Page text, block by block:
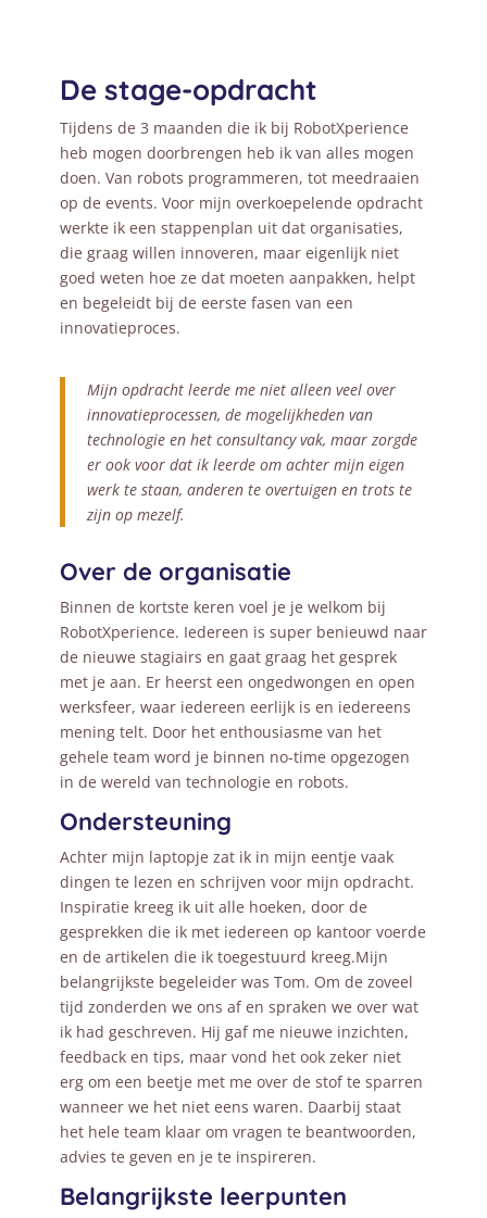
De stage-opdracht
Tijdens de 3 maanden die ik bij RobotXperience
heb mogen doorbrengen heb ik van alles mogen
doen. Van robots programmeren, tot meedraaien
op de events. Voor mijn overkoepelende opdracht
werkte ik een stappenplan uit dat organisaties,
die graag willen innoveren, maar eigenlijk niet
goed weten hoe ze dat moeten aanpakken, helpt
en begeleidt bij de eerste fasen van een
innovatieproces.
Mijn opdracht leerde me niet alleen veel over
innovatieprocessen, de mogelijkheden van
technologie en het consultancy vak, maar zorgde
er ook voor dat ik leerde om achter mijn eigen
werk te staan, anderen te overtuigen en trots te
zijn op mezelf.
Over de organisatie
Binnen de kortste keren voel je je welkom bij
RobotXperience. Iedereen is super benieuwd naar
de nieuwe stagiairs en gaat graag het gesprek
met je aan. Er heerst een ongedwongen en open
werksfeer, waar iedereen eerlijk is en iedereens
mening telt. Door het enthousiasme van het
gehele team word je binnen no-time opgezogen
in de wereld van technologie en robots.
Ondersteuning
Achter mijn laptopje zat ik in mijn eentje vaak
dingen te lezen en schrijven voor mijn opdracht.
Inspiratie kreeg ik uit alle hoeken, door de
gesprekken die ik met iedereen op kantoor voerde
en de artikelen die ik toegestuurd kreeg.Mijn
belangrijkste begeleider was Tom. Om de zoveel
tijd zonderden we ons af en spraken we over wat
ik had geschreven. Hij gaf me nieuwe inzichten,
feedback en tips, maar vond het ook zeker niet
erg om een beetje met me over de stof te sparren
wanneer we het niet eens waren. Daarbij staat
het hele team klaar om vragen te beantwoorden,
advies te geven en je te inspireren.
Belangrijkste leerpunten